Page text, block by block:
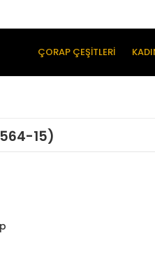
ÇORAP ÇEŞİTLERİ
15)